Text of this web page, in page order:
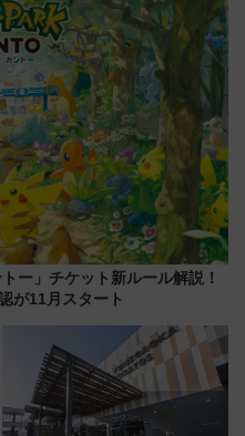
ー」チケット新ルール解説！
が11月スタート